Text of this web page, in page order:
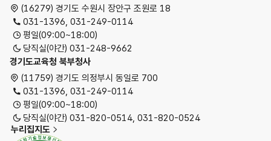
(16279) 경기도 수원시 장안구 조원로 18
031-1396, 031-249-0114
평일(09:00~18:00)
당직실(야간) 031-248-9662
경기도교육청 북부청사
(11759) 경기도 의정부시 동일로 700
031-1396, 031-249-0114
평일(09:00~18:00)
당직실(야간) 031-820-0514, 031-820-0524
누리집지도